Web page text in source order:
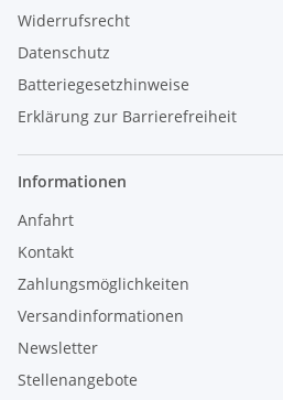
Widerrufsrecht
Datenschutz
Batteriegesetzhinweise
Erklärung zur Barrierefreiheit
Informationen
Anfahrt
Kontakt
Zahlungsmöglichkeiten
Versandinformationen
Newsletter
Stellenangebote